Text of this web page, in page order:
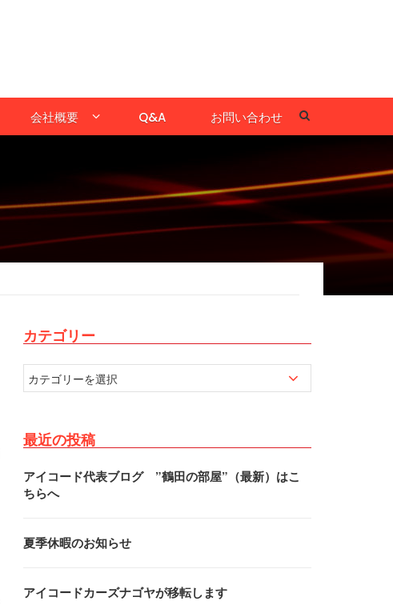
会社概要 Q&A お問い合わせ
カテゴリー
最近の投稿
アイコード代表ブログ ”鶴田の部屋”（最新）はこ
ちらへ
夏季休暇のお知らせ
アイコードカーズナゴヤが移転します